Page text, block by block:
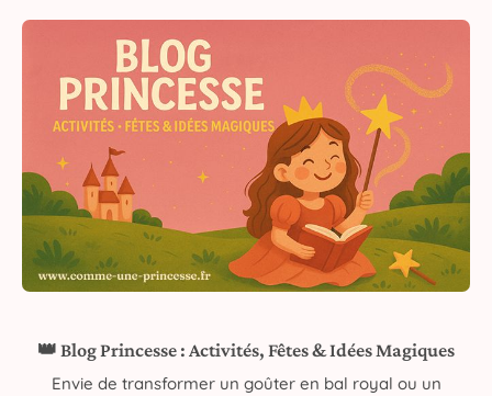
👑 Blog Princesse : Activités, Fêtes & Idées Magiques
Envie de transformer un goûter en bal royal ou un